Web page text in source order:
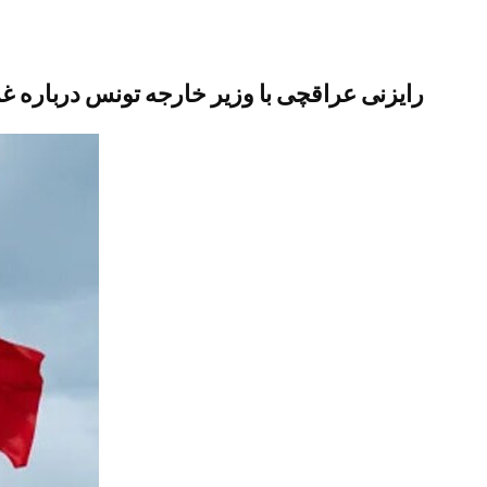
رایزنی عراقچی با وزیر خارجه تونس درباره